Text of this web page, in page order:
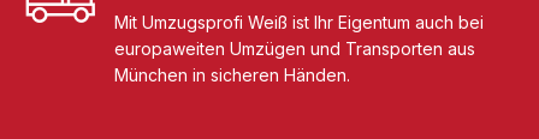
Mit Umzugsprofi Weiß ist Ihr Eigentum auch bei
europaweiten Umzügen und Transporten aus
München in sicheren Händen.